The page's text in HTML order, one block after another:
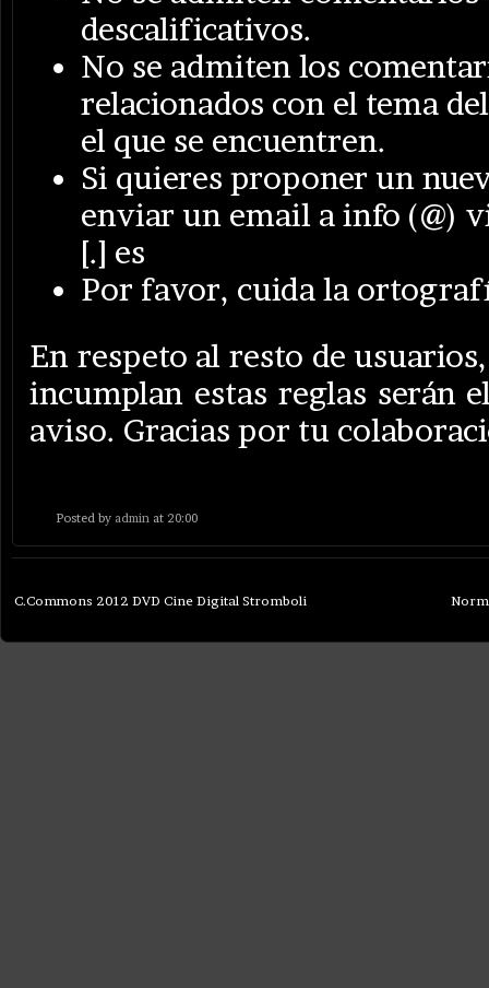
descalificativos.
No se admiten los
relacionados con el tema
el que se encuentren.
Si quieres proponer un
enviar un email a info (@)
[.] es
Por favor, cuida la
En respeto al resto de
incumplan estas reglas serán
aviso. Gracias por tu
Posted by admin at 20:00
C.Commons 2012 DVD Cine Digital Stromboli